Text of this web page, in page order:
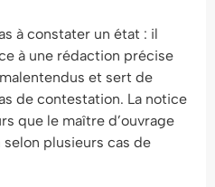
à constater un état : il
à une rédaction précise
et sert de
de contestation. La notice
que le maître d’ouvrage
plusieurs cas de